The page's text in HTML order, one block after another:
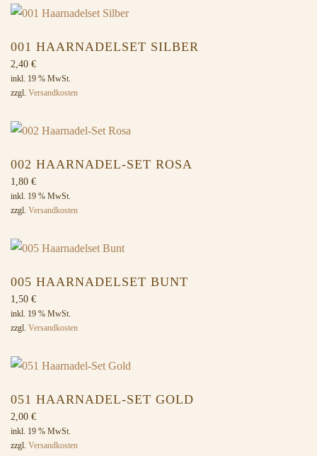
001 HAARNADELSET SILBER
2,40 €
inkl. 19 % MwSt.
zzgl. Versandkosten
002 HAARNADEL-SET ROSA
1,80 €
inkl. 19 % MwSt.
zzgl. Versandkosten
005 HAARNADELSET BUNT
1,50 €
inkl. 19 % MwSt.
zzgl. Versandkosten
051 HAARNADEL-SET GOLD
2,00 €
inkl. 19 % MwSt.
zzgl. Versandkosten